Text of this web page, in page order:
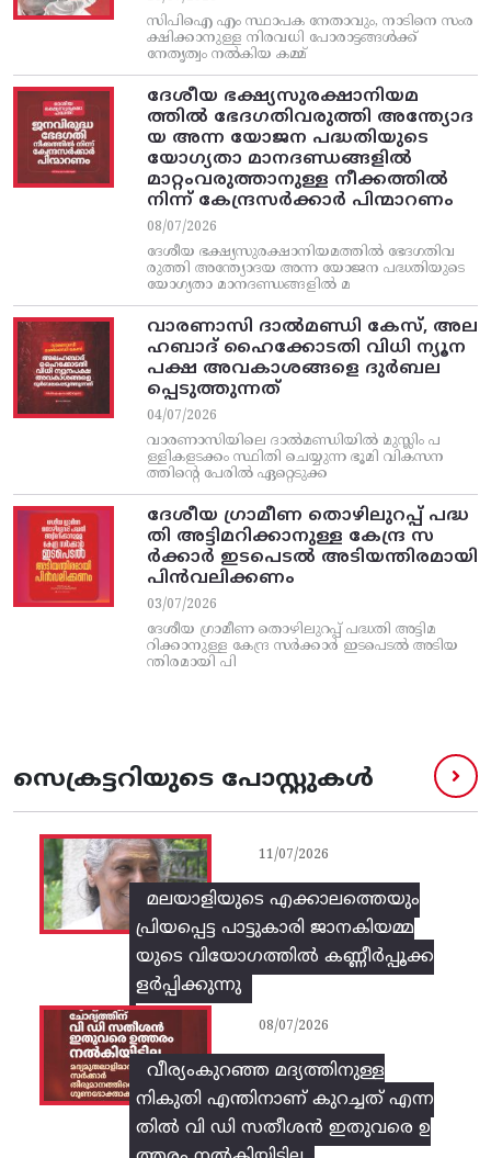
സിപിഐ എം സ്ഥാപക നേതാവും, നാടിനെ സംര
ക്ഷിക്കാനുള്ള നിരവധി പോരാട്ടങ്ങള്‍ക്ക്‌
നേതൃത്വം നല്‍കിയ കമ്മ്
ദേശീയ ഭക്ഷ്യസുരക്ഷാനിയമ
ത്തിൽ ഭേദഗതിവരുത്തി അന്ത്യോദ
യ അന്ന യോജന പദ്ധതിയുടെ
യോഗ്യതാ മാനദണ്ഡങ്ങളിൽ
മാറ്റംവരുത്താനുള്ള നീക്കത്തിൽ
നിന്ന്‌ കേന്ദ്രസർക്കാർ പിന്മാറണം
08/07/2026
ദേശീയ ഭക്ഷ്യസുരക്ഷാനിയമത്തിൽ ഭേദഗതിവ
രുത്തി അന്ത്യോദയ അന്ന യോജന പദ്ധതിയുടെ
യോഗ്യതാ മാനദണ്ഡങ്ങളിൽ മ
വാരണാസി ദാൽമണ്ഡി കേസ്, അല
ഹബാദ് ഹൈക്കോടതി വിധി ന്യൂന
പക്ഷ അവകാശങ്ങളെ ദുർബല
പ്പെടുത്തുന്നത്
04/07/2026
വാരണാസിയിലെ ദാൽമണ്ഡിയിൽ മുസ്ലിം പ
ള്ളികളടക്കം സ്ഥിതി ചെയ്യുന്ന ഭൂമി വികസന
ത്തിന്റെ പേരിൽ ഏറ്റെടുക്ക
ദേശീയ ഗ്രാമീണ തൊഴിലുറപ്പ്‌ പദ്ധ
തി അട്ടിമറിക്കാനുള്ള കേന്ദ്ര സ
ര്‍ക്കാര്‍ ഇടപെടല്‍ അടിയന്തിരമായി
പിന്‍വലിക്കണം
03/07/2026
ദേശീയ ഗ്രാമീണ തൊഴിലുറപ്പ്‌ പദ്ധതി അട്ടിമ
റിക്കാനുള്ള കേന്ദ്ര സര്‍ക്കാര്‍ ഇടപെടല്‍ അടിയ
ന്തിരമായി പി
സെക്രട്ടറിയുടെ പോസ്റ്റുകൾ
മലയാളിയുടെ എക്കാലത്തെയും
പ്രിയപ്പെട്ട പാട്ടുകാരി ജാനകിയമ്മ
യുടെ വിയോഗത്തിൽ കണ്ണീർപ്പൂക്ക
ളർപ്പിക്കുന്നു
11/07/2026
വീര്യംകുറഞ്ഞ മദ്യത്തിനുള്ള
നികുതി എന്തിനാണ് കുറച്ചത് എന്ന
തിൽ വി ഡി സതീശൻ ഇതുവരെ ഉ
08/07/2026